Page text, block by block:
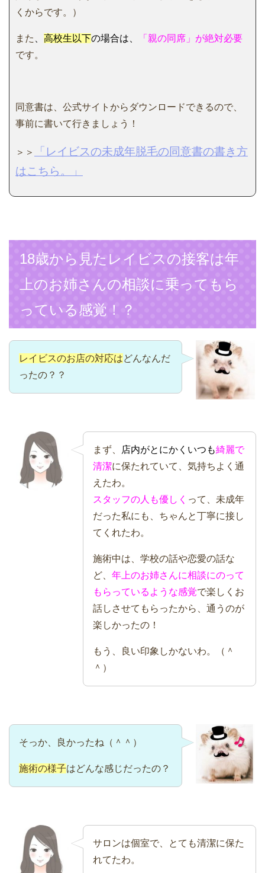
くからです。）
また 高校生以下の場合は、
「親の同席」が絶対必要
です。
同意書は、公式サイトからダウンロードできるので、
事前に書いて行きましょう！
＞＞
「レイビスの未成年脱毛の同意書の書き方
はこちら。」
18歳から見たレイビスの接客は年
上のお姉さんの相談に乗ってもら
っている感覚！？
レイビスのお店の対応はどんなんだ
ったの？？
まず、 店内がとにかくいつも綺麗で
清潔に保たれていて、気持ちよく通
えたわ。
スタッフの人も優しく って、未成年
だった私にも、ちゃんと丁寧に接し
てくれたわ。
施術中は、学校の話や恋愛の話な
ど、年上のお姉さんに相談にのって
もらっているような感覚で楽しくお
話しさせてもらったから、通うのが
楽しかったの！
もう、良い印象しかないわ。（＾
＾）
そっか、良かったね（＾＾）
施術の様子はどんな感じだったの？
サロンは個室で、とても清潔に保た
れてたわ。